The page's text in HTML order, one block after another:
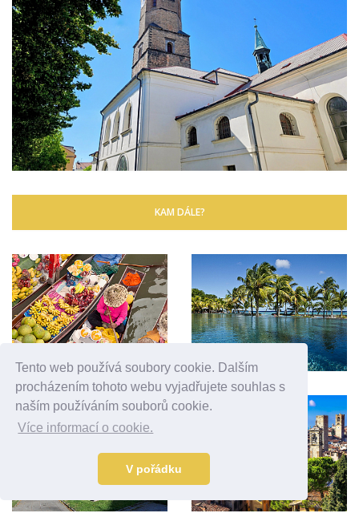
Tento web používá soubory cookie. Dalším
procházením tohoto webu vyjadřujete souhlas s
naším používáním souborů cookie.
Více informací o cookie.
V pořádku
KAM DÁLE?